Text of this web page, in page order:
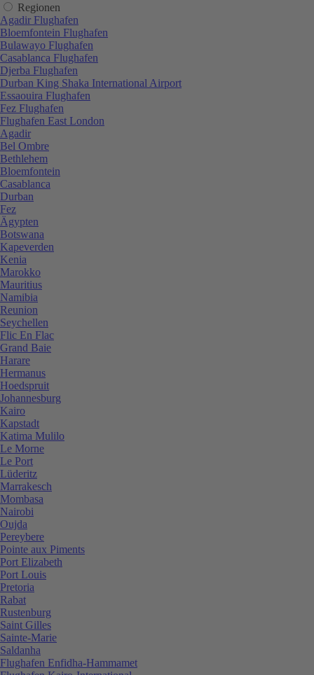
Regionen
Agadir Flughafen
Bloemfontein Flughafen
Bulawayo Flughafen
Casablanca Flughafen
Djerba Flughafen
Durban King Shaka International Airport
Essaouira Flughafen
Fez Flughafen
Flughafen East London
Agadir
Bel Ombre
Bethlehem
Bloemfontein
Casablanca
Durban
Fez
Ägypten
Botswana
Kapeverden
Kenia
Marokko
Mauritius
Namibia
Reunion
Seychellen
Flic En Flac
Grand Baie
Harare
Hermanus
Hoedspruit
Johannesburg
Kairo
Kapstadt
Katima Mulilo
Le Morne
Le Port
Lüderitz
Marrakesch
Mombasa
Nairobi
Oujda
Pereybere
Pointe aux Piments
Port Elizabeth
Port Louis
Pretoria
Rabat
Rustenburg
Saint Gilles
Sainte-Marie
Saldanha
Flughafen Enfidha-Hammamet